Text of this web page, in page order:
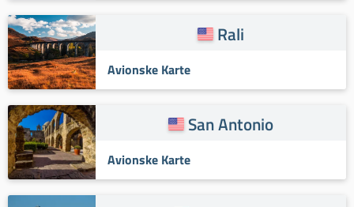
Rali
Avionske Karte
San Antonio
Avionske Karte